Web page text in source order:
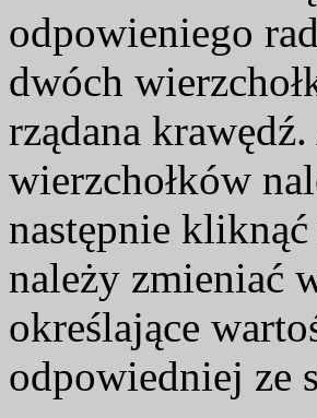
odpowieniego
dwóch
rządana
wierzchołków
następnie
należy zmieniać
określające
odpowiedniej ze